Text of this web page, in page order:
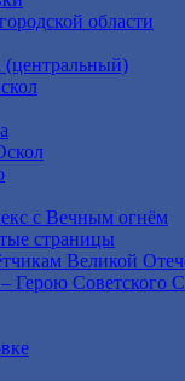
области
(центральный)
с Вечным огнём
страницы
Великой
Герою Советского